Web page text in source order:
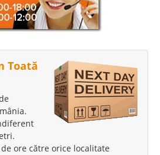
Toată
ore către orice localitate